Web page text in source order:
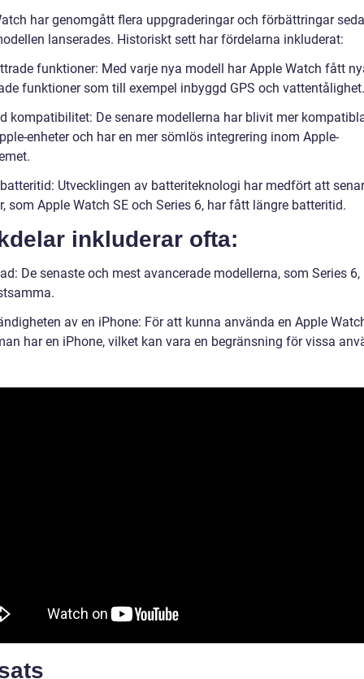
har genomgått flera uppgraderingar och förbättringar
lanserades. Historiskt sett har fördelarna inkluderat:
funktioner: Med varje nya modell har Apple Watch fått
funktioner som till exempel inbyggd GPS och vattentålighet.
kompatibilitet: De senare modellerna har blivit mer
enheter och har en mer sömlös integrering inom Apple-
Utvecklingen av batteriteknologi har medfört att
som Apple Watch SE och Series 6, har fått längre batteritid.
inkluderar ofta:
De senaste och mest avancerade modellerna, som Series 6,
av en iPhone: För att kunna använda en Apple
har en iPhone, vilket kan vara en begränsning för vissa